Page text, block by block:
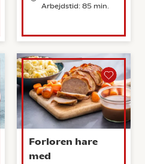
Arbejdstid: 85 min.
Forloren hare
med